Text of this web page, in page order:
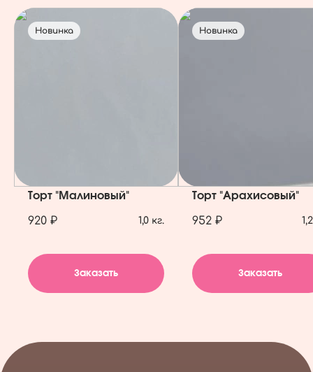
Новинка
Торт "Малиновый"
920 ₽ 1,0 кг.
Заказать
Новинка
Торт "Арахисовый"
952 ₽
Заказать